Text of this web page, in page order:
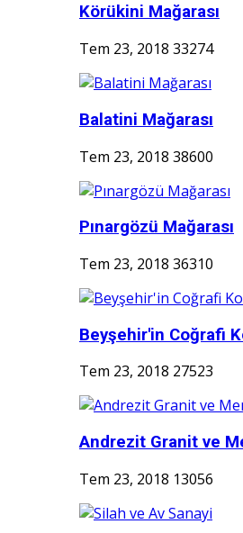
Körükini Mağarası
Tem 23, 2018 33274
Balatini Mağarası
Tem 23, 2018 38600
Pınargözü Mağarası
Tem 23, 2018 36310
Beyşehir'in Coğrafi
Tem 23, 2018 27523
Andrezit Granit ve
Tem 23, 2018 13056